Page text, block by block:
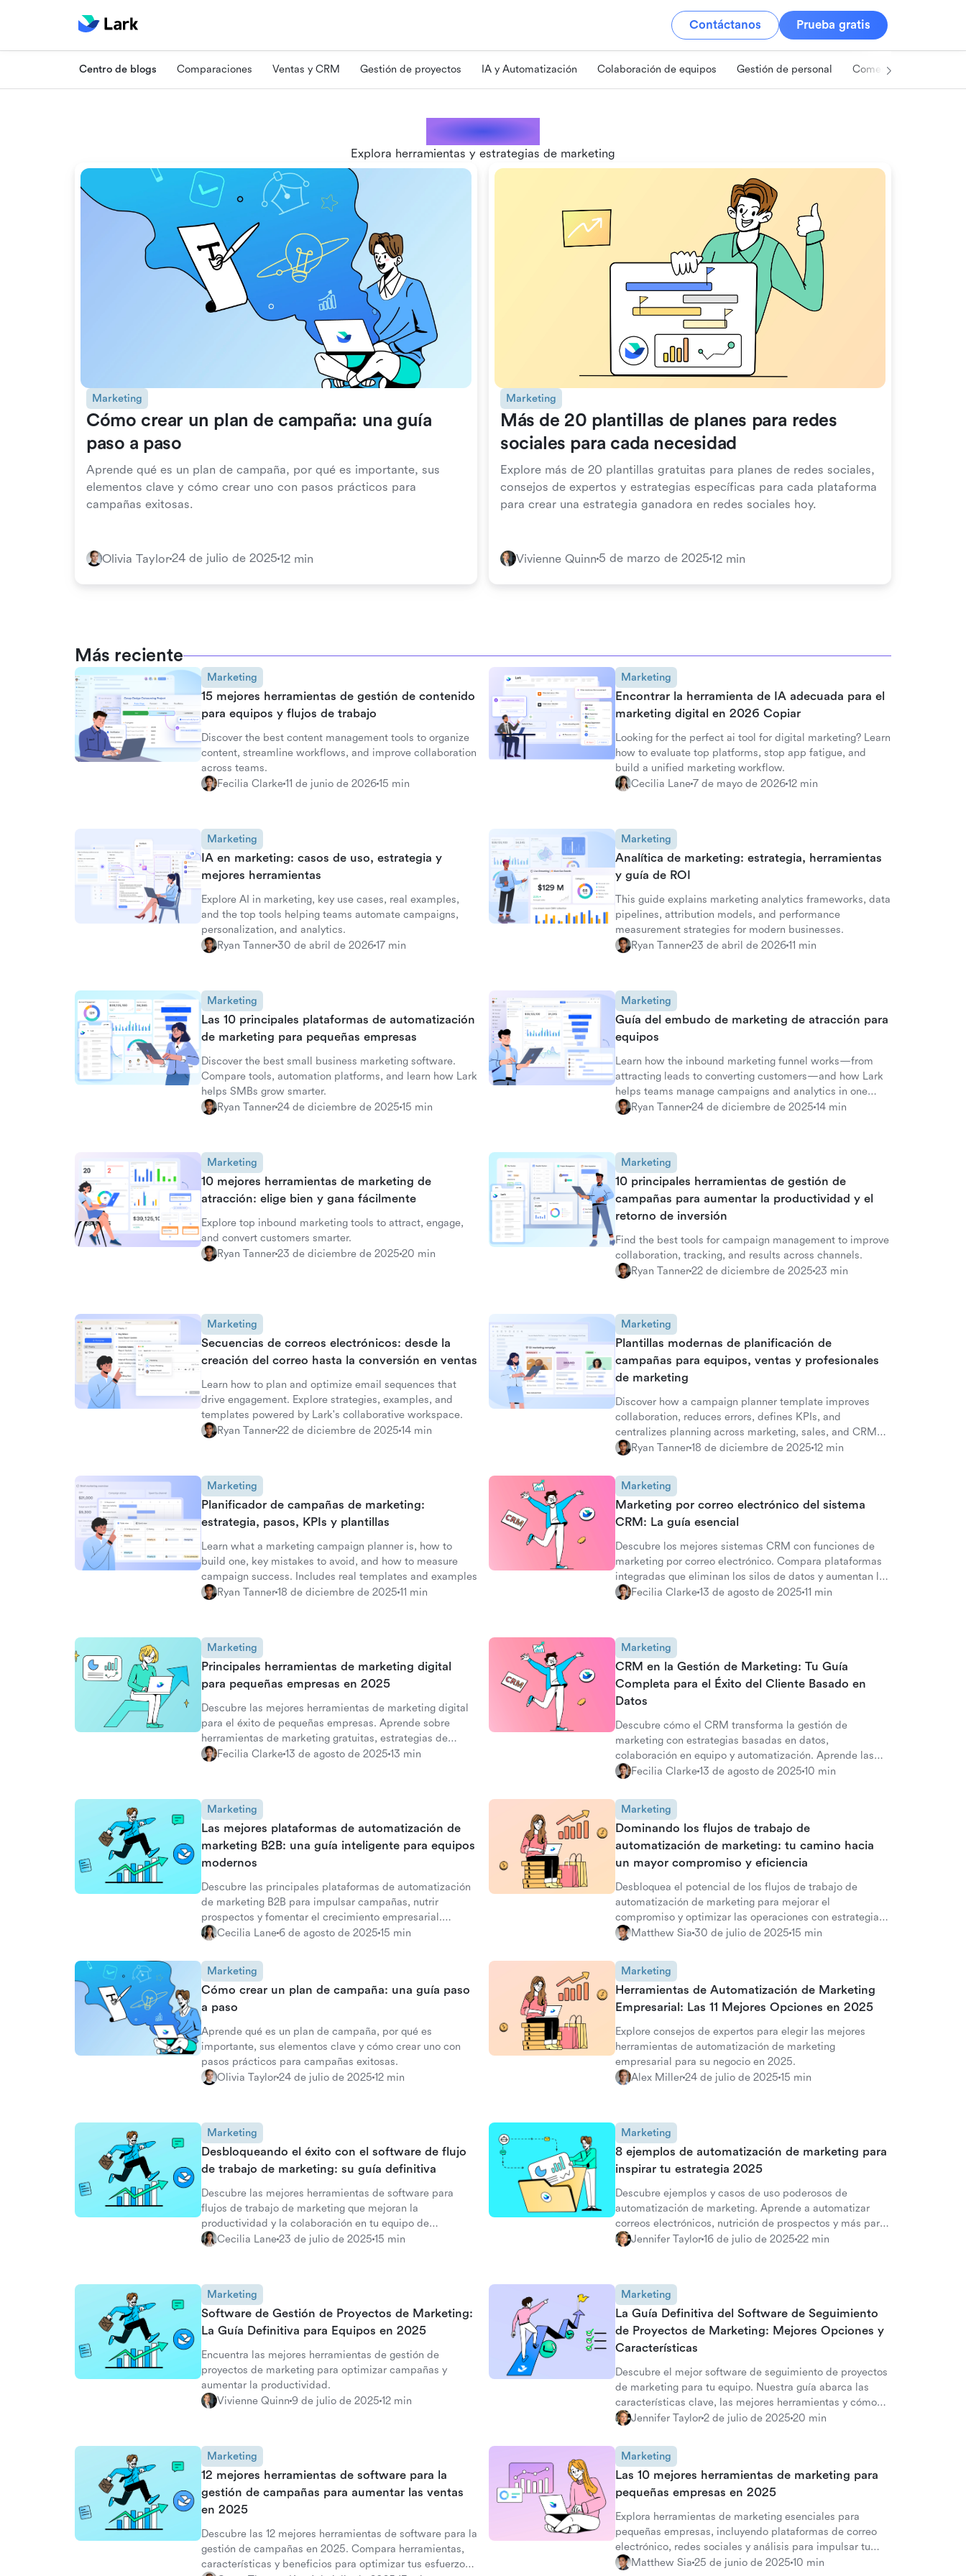
Contáctanos Prueba gratis
Centro de blogs Comparaciones Ventas y CRM Gestión de proyectos IA y Automatización Colaboración de equipos Gestión de personal Comercio minorista
Marketing
Explora herramientas y estrategias de marketing
Marketing
Cómo crear un plan de campaña: una guía
paso a paso
Aprende qué es un plan de campaña, por qué es importante, sus
elementos clave y cómo crear uno con pasos prácticos para
campañas exitosas.
Olivia Taylor24 de julio de 2025 12 min
Marketing
Más de 20 plantillas de planes para redes
sociales para cada necesidad
Explore más de 20 plantillas gratuitas para planes de redes sociales,
consejos de expertos y estrategias específicas para cada plataforma
para crear una estrategia ganadora en redes sociales hoy.
Vivienne Quinn 5 de marzo de 2025 12 min
Más reciente
Marketing
15 mejores herramientas de gestión de contenido
para equipos y flujos de trabajo
Discover the best content management tools to organize
content, streamline workflows, and improve collaboration
across teams.
Fecilia Clarke11 de junio de 202615 min
Marketing
Encontrar la herramienta de IA adecuada para el
marketing digital en 2026 Copiar
Looking for the perfect ai tool for digital marketing? Learn
how to evaluate top platforms, stop app fatigue, and
build a unified marketing workflow.
Cecilia Lane7 de mayo de 202612 min
Marketing
IA en marketing: casos de uso, estrategia y
mejores herramientas
Explore AI in marketing, key use cases, real examples,
and the top tools helping teams automate campaigns,
personalization, and analytics.
Ryan Tanner30 de abril de 202617 min
Marketing
Analítica de marketing: estrategia, herramientas
y guía de ROI
This guide explains marketing analytics frameworks, data
pipelines, attribution models, and performance
measurement strategies for modern businesses.
Ryan Tanner23 de abril de 202611 min
Marketing
Las 10 principales plataformas de automatización
de marketing para pequeñas empresas
Discover the best small business marketing software.
Compare tools, automation platforms, and learn how Lark
helps SMBs grow smarter.
Ryan Tanner24 de diciembre de 2025 15 min
Marketing
Guía del embudo de marketing de atracción para
equipos
Learn how the inbound marketing funnel works—from
attracting leads to converting customers—and how Lark
helps teams manage campaigns and analytics in one
workspace.
Ryan Tanner24 de diciembre de 2025 14 min
Marketing
10 mejores herramientas de marketing de
atracción: elige bien y gana fácilmente
Explore top inbound marketing tools to attract, engage,
and convert customers smarter.
Ryan Tanner23 de diciembre de 2025 20 min
Marketing
10 principales herramientas de gestión de
campañas para aumentar la productividad y el
retorno de inversión
Find the best tools for campaign management to improve
collaboration, tracking, and results across channels.
Ryan Tanner22 de diciembre de 2025 23 min
Marketing
Secuencias de correos electrónicos: desde la
creación del correo hasta la conversión en ventas
Learn how to plan and optimize email sequences that
drive engagement. Explore strategies, examples, and
templates powered by Lark's collaborative workspace.
Ryan Tanner22 de diciembre de 2025 14 min
Marketing
Plantillas modernas de planificación de
campañas para equipos, ventas y profesionales
de marketing
Discover how a campaign planner template improves
collaboration, reduces errors, defines KPIs, and
centralizes planning across marketing, sales, and CRM
teamsRyan Tanner18 de diciembre de 2025 12 min
Marketing
Planificador de campañas de marketing:
estrategia, pasos, KPIs y plantillas
Learn what a marketing campaign planner is, how to
build one, key mistakes to avoid, and how to measure
campaign success. Includes real templates and examples
Ryan Tanner18 de diciembre de 2025 11 min
Marketing
Marketing por correo electrónico del sistema
CRM: La guía esencial
Descubre los mejores sistemas CRM con funciones de
marketing por correo electrónico. Compara plataformas
integradas que eliminan los silos de datos y aumentan la
participación del cliente.
Fecilia Clarke13 de agosto de 2025 11 min
Marketing
Principales herramientas de marketing digital
para pequeñas empresas en 2025
Descubre las mejores herramientas de marketing digital
para el éxito de pequeñas empresas. Aprende sobre
herramientas de marketing gratuitas, estrategias de
automatización y soluciones todo en uno.
Fecilia Clarke13 de agosto de 2025 13 min
Marketing
CRM en la Gestión de Marketing: Tu Guía
Completa para el Éxito del Cliente Basado en
Datos
Descubre cómo el CRM transforma la gestión de
marketing con estrategias basadas en datos,
colaboración en equipo y automatización. Aprende las
mejores prácticas para su implementación.
Fecilia Clarke13 de agosto de 2025 10 min
Marketing
Las mejores plataformas de automatización de
marketing B2B: una guía inteligente para equipos
modernos
Descubre las principales plataformas de automatización
de marketing B2B para impulsar campañas, nutrir
prospectos y fomentar el crecimiento empresarial.
Explora las características imprescindibles y
Cecilia Lane 6 de agosto de 2025 15 min
Marketing
Dominando los flujos de trabajo de
automatización de marketing: tu camino hacia
un mayor compromiso y eficiencia
Desbloquea el potencial de los flujos de trabajo de
automatización de marketing para mejorar el
compromiso y optimizar las operaciones con estrategias
y herramientas comprobadas.
Matthew Sia 30 de julio de 2025 15 min
Marketing
Cómo crear un plan de campaña: una guía paso
a paso
Aprende qué es un plan de campaña, por qué es
importante, sus elementos clave y cómo crear uno con
pasos prácticos para campañas exitosas.
Olivia Taylor24 de julio de 2025 12 min
Marketing
Herramientas de Automatización de Marketing
Empresarial: Las 11 Mejores Opciones en 2025
Explore consejos de expertos para elegir las mejores
herramientas de automatización de marketing
empresarial para su negocio en 2025.
Alex Miller24 de julio de 2025 15 min
Marketing
Desbloqueando el éxito con el software de flujo
de trabajo de marketing: su guía definitiva
Descubre las mejores herramientas de software para
flujos de trabajo de marketing que mejoran la
productividad y la colaboración en tu equipo de
marketing.
Cecilia Lane23 de julio de 2025 15 min
Marketing
8 ejemplos de automatización de marketing para
inspirar tu estrategia 2025
Descubre ejemplos y casos de uso poderosos de
automatización de marketing. Aprende a automatizar
correos electrónicos, nutrición de prospectos y más para
ahorrar tiempo y generar un crecimiento real.
Jennifer Taylor16 de julio de 2025 22 min
Marketing
Software de Gestión de Proyectos de Marketing:
La Guía Definitiva para Equipos en 2025
Encuentra las mejores herramientas de gestión de
proyectos de marketing para optimizar campañas y
aumentar la productividad.
Vivienne Quinn 9 de julio de 2025 12 min
Marketing
La Guía Definitiva del Software de Seguimiento
de Proyectos de Marketing: Mejores Opciones y
Características
Descubre el mejor software de seguimiento de proyectos
de marketing para tu equipo. Nuestra guía abarca las
características clave, las mejores herramientas y cómo
dominar la gestión de campañas. Eleva tu flujo de trabajo
Jennifer Taylor2 de julio de 2025 20 min
Marketing
12 mejores herramientas de software para la
gestión de campañas para aumentar las ventas
en 2025
Descubre las 12 mejores herramientas de software para la
gestión de campañas en 2025. Compara herramientas,
características y beneficios para optimizar tus esfuerzos
Marketing
Las 10 mejores herramientas de marketing para
pequeñas empresas en 2025
Explora herramientas de marketing esenciales para
pequeñas empresas, incluyendo plataformas de correo
electrónico, redes sociales y análisis para impulsar tu
crecimiento.
Matthew Sia 25 de junio de 2025 10 min